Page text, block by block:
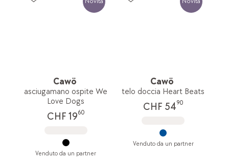
Cawö
asciugamano ospite We
Love Dogs
CHF 1960
Venduto da un partner
Cawö
telo doccia Heart Beats
CHF 5490
Venduto da un partner